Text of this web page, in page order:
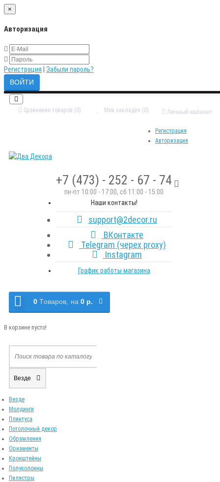
×
Авторизация
Регистрация Забыли пароль?
Личный кабинет
Регистрация
Авторизация
Мои закладки (0)
Сравнение товаров (0)
+7 (473) - 252 - 67 - 74
пн-пт 10:00 - 17:00, сб 11:00 - 15:00
Наши контакты!
support@2decor.ru
ВКонтакте
Telegram (черех proxy)
Instagram
График работы магазина
0 Tоваров, на 0 р.
В корзине пусто!
Везде
Везде
Молдинги
Плинтуса
Потолочный декор
Обрамления
Орнаменты
Кронштейны
Полуколонны
Пилястры